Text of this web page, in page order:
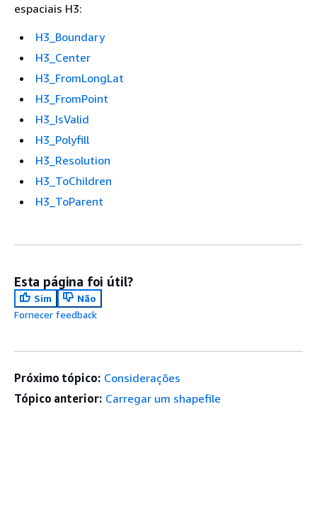
espaciais H3:
H3_Boundary
H3_Center
H3_FromLongLat
H3_FromPoint
H3_IsValid
H3_Polyfill
H3_Resolution
H3_ToChildren
H3_ToParent
Esta página foi útil?
Sim
Não
Fornecer feedback
Próximo tópico: Considerações
Tópico anterior: Carregar um shapefile